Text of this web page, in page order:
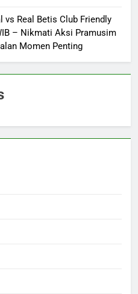
Real Betis Club Friendly
– Nikmati Aksi Pramusim
Momen Penting